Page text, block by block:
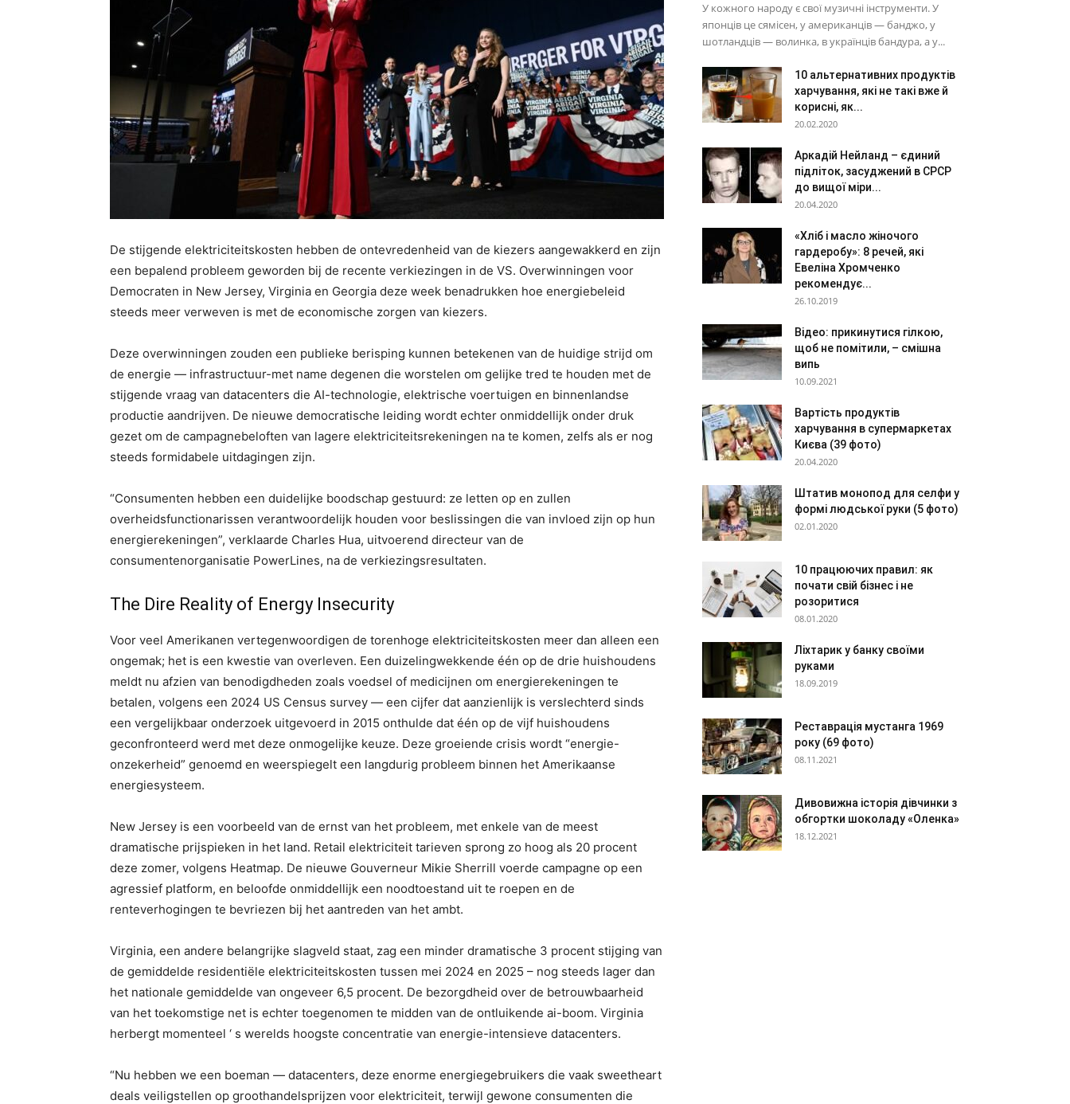
De stijgende elektriciteitskosten hebben de ontevredenheid van de kiezers aangewakkerd en zijn
een bepalend probleem geworden bij de recente verkiezingen in de VS. Overwinningen voor
Democraten in New Jersey, Virginia en Georgia deze week benadrukken hoe energiebeleid
steeds meer verweven is met de economische zorgen van kiezers.
Deze overwinningen zouden een publieke berisping kunnen betekenen van de huidige strijd om
de energie — infrastructuur-met name degenen die worstelen om gelijke tred te houden met de
stijgende vraag van datacenters die AI-technologie, elektrische voertuigen en binnenlandse
productie aandrijven. De nieuwe democratische leiding wordt echter onmiddellijk onder druk
gezet om de campagnebeloften van lagere elektriciteitsrekeningen na te komen, zelfs als er nog
steeds formidabele uitdagingen zijn.
“Consumenten hebben een duidelijke boodschap gestuurd: ze letten op en zullen
overheidsfunctionarissen verantwoordelijk houden voor beslissingen die van invloed zijn op hun
energierekeningen”, verklaarde Charles Hua, uitvoerend directeur van de
consumentenorganisatie PowerLines, na de verkiezingsresultaten.
The Dire Reality of Energy Insecurity
Voor veel Amerikanen vertegenwoordigen de torenhoge elektriciteitskosten meer dan alleen een
ongemak; het is een kwestie van overleven. Een duizelingwekkende één op de drie huishoudens
meldt nu afzien van benodigdheden zoals voedsel of medicijnen om energierekeningen te
betalen, volgens een 2024 US Census survey — een cijfer dat aanzienlijk is verslechterd sinds
een vergelijkbaar onderzoek uitgevoerd in 2015 onthulde dat één op de vijf huishoudens
geconfronteerd werd met deze onmogelijke keuze. Deze groeiende crisis wordt “energie-
onzekerheid” genoemd en weerspiegelt een langdurig probleem binnen het Amerikaanse
energiesysteem.
New Jersey is een voorbeeld van de ernst van het probleem, met enkele van de meest
dramatische prijspieken in het land. Retail elektriciteit tarieven sprong zo hoog als 20 procent
deze zomer, volgens Heatmap. De nieuwe Gouverneur Mikie Sherrill voerde campagne op een
agressief platform, en beloofde onmiddellijk een noodtoestand uit te roepen en de
renteverhogingen te bevriezen bij het aantreden van het ambt.
Virginia, een andere belangrijke slagveld staat, zag een minder dramatische 3 procent stijging van
de gemiddelde residentiële elektriciteitskosten tussen mei 2024 en 2025 – nog steeds lager dan
het nationale gemiddelde van ongeveer 6,5 procent. De bezorgdheid over de betrouwbaarheid
van het toekomstige net is echter toegenomen te midden van de ontluikende ai-boom. Virginia
herbergt momenteel ‘ s werelds hoogste concentratie van energie-intensieve datacenters.
“Nu hebben we een boeman — datacenters, deze enorme energiegebruikers die vaak sweetheart
deals veiligstellen op groothandelsprijzen voor elektriciteit, terwijl gewone consumenten die
У кожного народу є свої музичні інструменти. У
японців це сямісен, у американців — банджо, у
шотландців — волинка, в українців бандура, а у...
10 альтернативних продуктів
харчування, які не такі вже й
корисні, як...
20.02.2020
Аркадій Нейланд – єдиний
підліток, засуджений в СРСР
до вищої міри...
20.04.2020
«Хліб і масло жіночого
гардеробу»: 8 речей, які
Евеліна Хромченко
рекомендує...
26.10.2019
Відео: прикинутися гілкою,
щоб не помітили, – смішна
випь
10.09.2021
Вартість продуктів
харчування в супермаркетах
Києва (39 фото)
20.04.2020
Штатив монопод для селфи у
формі людської руки (5 фото)
02.01.2020
10 працюючих правил: як
почати свій бізнес і не
розоритися
08.01.2020
Ліхтарик у банку своїми
руками
18.09.2019
Реставрація мустанга 1969
року (69 фото)
08.11.2021
Дивовижна історія дівчинки з
обгортки шоколаду «Оленка»
18.12.2021